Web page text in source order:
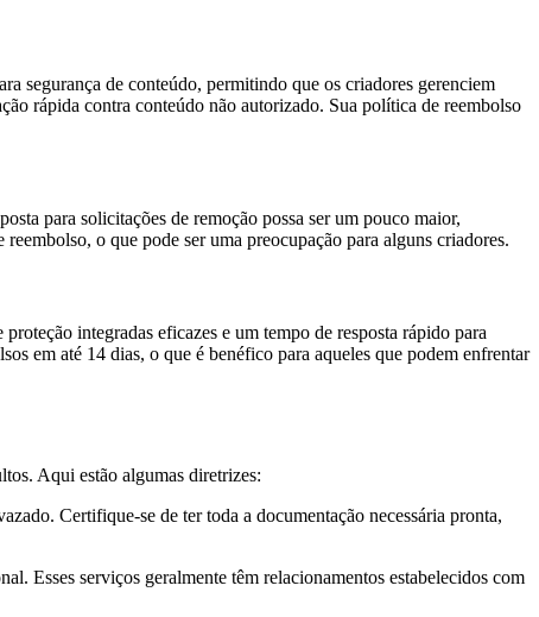
segurança de conteúdo, permitindo que os criadores gerenciem
rápida contra conteúdo não autorizado. Sua política de reembolso
para solicitações de remoção possa ser um pouco maior,
o que pode ser uma preocupação para alguns criadores.
integradas eficazes e um tempo de resposta rápido para
em até 14 dias, o que é benéfico para aqueles que podem enfrentar
Aqui estão algumas diretrizes:
Certifique-se de ter toda a documentação necessária pronta,
Esses serviços geralmente têm relacionamentos estabelecidos com